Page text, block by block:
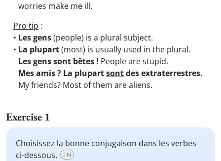
worries make me ill.
Pro tip :
• Les gens(people) is a plural subject.
• La plupart(most) is usually used in the plural.
Les genssont bêtes ! People are stupid.
Mes amis ? La plupartsontdes extraterrestres.
My friends? Most of them are aliens.
Exercise 1
Choisissez la bonne conjugaison dans les verbes
ci-dessous.
EN